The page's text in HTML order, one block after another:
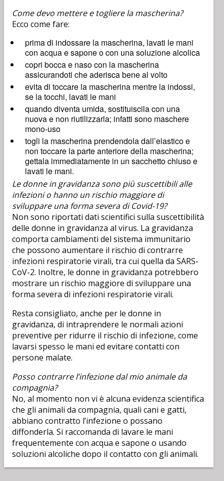
Come devo mettere e togliere la mascherina?
Ecco come fare:
prima di indossare la mascherina, lavati le mani
con acqua e sapone o con una soluzione alcolica
copri bocca e naso con la mascherina
assicurandoti che aderisca bene al volto
evita di toccare la mascherina mentre la indossi,
se la tocchi, lavati le mani
quando diventa umida, sostituiscila con una
nuova e non riutilizzarla; infatti sono maschere
mono-uso
togli la mascherina prendendola dall’elastico e
non toccare la parte anteriore della mascherina;
gettala immediatamente in un sacchetto chiuso e
lavati le mani.
Le donne in gravidanza sono più suscettibili alle
infezioni o hanno un rischio maggiore di
sviluppare una forma severa di Covid-19?
Non sono riportati dati scientifici sulla suscettibilità
delle donne in gravidanza al virus. La gravidanza
comporta cambiamenti del sistema immunitario
che possono aumentare il rischio di contrarre
infezioni respiratorie virali, tra cui quella da SARS-
CoV-2. Inoltre, le donne in gravidanza potrebbero
mostrare un rischio maggiore di sviluppare una
forma severa di infezioni respiratorie virali.
Resta consigliato, anche per le donne in
gravidanza, di intraprendere le normali azioni
preventive per ridurre il rischio di infezione, come
lavarsi spesso le mani ed evitare contatti con
persone malate.
Posso contrarre l’infezione dal mio animale da
compagnia?
No, al momento non vi è alcuna evidenza scientifica
che gli animali da compagnia, quali cani e gatti,
abbiano contratto l’infezione o possano
diffonderla. Si raccomanda di lavare le mani
frequentemente con acqua e sapone o usando
soluzioni alcoliche dopo il contatto con gli animali.